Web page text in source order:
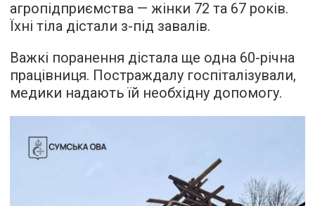
агропідприємства — жінки 72 та 67 років.
Їхні тіла дістали з-під завалів.
Важкі поранення дістала ще одна 60-річна
працівниця. Постраждалу госпіталізували,
медики надають їй необхідну допомогу.